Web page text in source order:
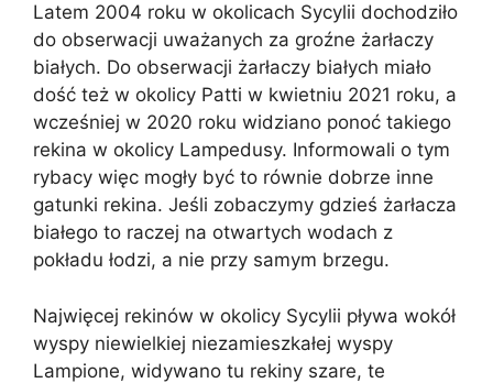
Latem 2004 roku w okolicach Sycylii dochodziło
do obserwacji uważanych za groźne żarłaczy
białych. Do obserwacji żarłaczy białych miało
dość też w okolicy Patti w kwietniu 2021 roku, a
wcześniej w 2020 roku widziano ponoć takiego
rekina w okolicy Lampedusy. Informowali o tym
rybacy więc mogły być to równie dobrze inne
gatunki rekina. Jeśli zobaczymy gdzieś żarłacza
białego to raczej na otwartych wodach z
pokładu łodzi, a nie przy samym brzegu.
Najwięcej rekinów w okolicy Sycylii pływa wokół
wyspy niewielkiej niezamieszkałej wyspy
Lampione, widywano tu rekiny szare, te